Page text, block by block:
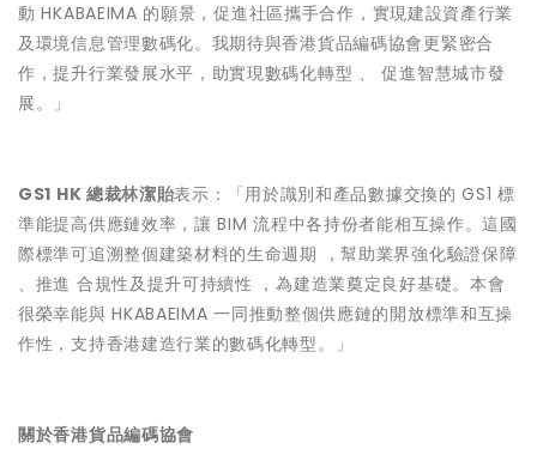
動 HKABAEIMA 的願景，促進社區攜手合作，實現建設資產行業
及環境信息管理數碼化。我期待與香港貨品編碼協會更緊密合
作，提升行業發展水平，助實現數碼化轉型 、 促進智慧城市發
展。」
GS1 HK 總裁林潔貽表示：「用於識別和產品數據交換的 GS1 標
準能提高供應鏈效率，讓 BIM 流程中各持份者能相互操作。這國
際標準可追溯整個建築材料的生命週期 ，幫助業界強化驗證保障
、推進 合規性及提升可持續性 ，為建造業奠定良好基礎。本會
很榮幸能與 HKABAEIMA 一同推動整個供應鏈的開放標準和互操
作性，支持香港建造行業的數碼化轉型。」
關於香港貨品編碼協會